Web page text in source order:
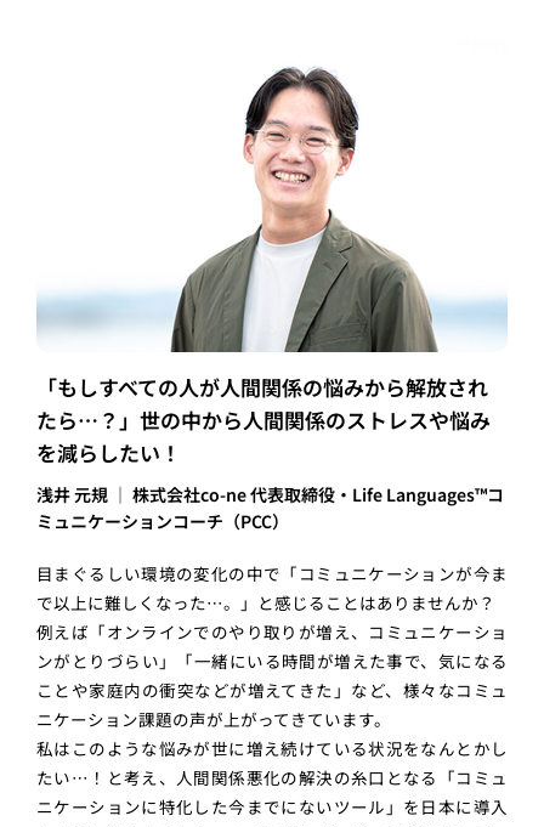
「もしすべての人が人間関係の悩みから解放され
たら…？」世の中から人間関係のストレスや悩み
を減らしたい！
浅井 元規 │ 株式会社co-ne 代表取締役・Life Languages™コ
ミュニケーションコーチ（PCC）
目まぐるしい環境の変化の中で「コミュニケーションが今ま
で以上に難しくなった…。」と感じることはありませんか？
例えば「オンラインでのやり取りが増え、コミュニケーショ
ンがとりづらい」「一緒にいる時間が増えた事で、気になる
ことや家庭内の衝突などが増えてきた」など、様々なコミュ
ニケーション課題の声が上がってきています。
私はこのような悩みが世に増え続けている状況をなんとかし
たい…！と考え、人間関係悪化の解決の糸口となる「コミュ
ニケーションに特化した今までにないツール」を日本に導入